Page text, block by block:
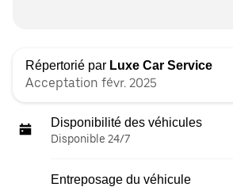
Répertorié par Luxe Car Service
Acceptation févr. 2025
Disponibilité des véhicules
Disponible 24/7
Entreposage du véhicule